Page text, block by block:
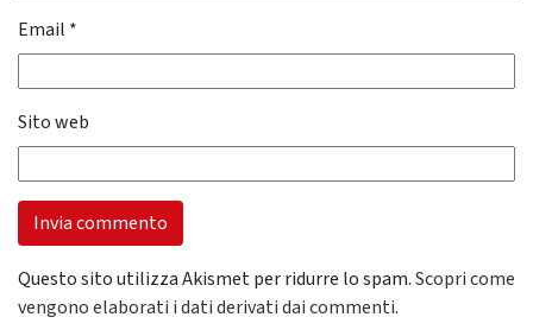
Email *
Sito web
Questo sito utilizza Akismet per ridurre lo spam.Scopri come
vengono elaborati i dati derivati dai commenti.